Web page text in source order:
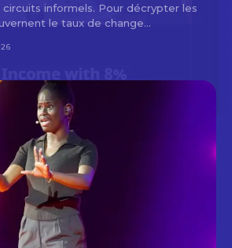
informels. Pour décrypter les
le taux de change...